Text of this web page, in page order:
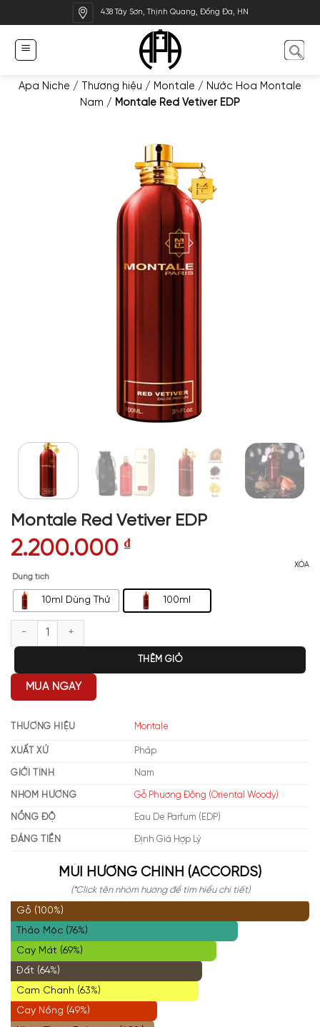
qua
dung
438 Tây Sơn, Thịnh Quang, Đống Đa, HN
Apa Niche / Thương hiệu / Montale / Nước Hoa Montale
Nam / Montale Red Vetiver EDP
Montale Red Vetiver EDP
2.200.000 ₫
Dung tích
10ml Dùng Thử 100ml
XÓA
Montale Red Vetiver EDP số lượng
THÊM GIỎ
MUA NGAY
THƯƠNG HIỆU Montale
XUẤT XỨ Pháp
GIỚI TÍNH Nam
NHÓM HƯƠNG Gỗ Phương Đông (Oriental Woody)
NỒNG ĐỘ Eau De Parfum (EDP)
ĐÁNG TIỀN Định Giá Hợp Lý
MÙI HƯƠNG CHÍNH (ACCORDS)
(*Click tên nhóm hương để tìm hiểu chi tiết)
Gỗ (100%)
Thảo Mộc (76%)
Cay Mát (69%)
Đất (64%)
Cam Chanh (63%)
Cay Nồng (49%)